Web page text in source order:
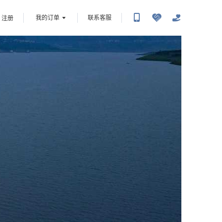
注册 我的订单 联系客服